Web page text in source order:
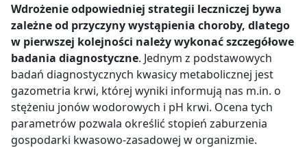
Wdrożenie odpowiedniej strategii leczniczej bywa
zależne od przyczyny wystąpienia choroby, dlatego
w pierwszej kolejności należy wykonać szczegółowe
badania diagnostyczne. Jednym z podstawowych
badań diagnostycznych kwasicy metabolicznej jest
gazometria krwi, której wyniki informują nas m.in. o
stężeniu jonów wodorowych i pH krwi. Ocena tych
parametrów pozwala określić stopień zaburzenia
gospodarki kwasowo-zasadowej w organizmie.